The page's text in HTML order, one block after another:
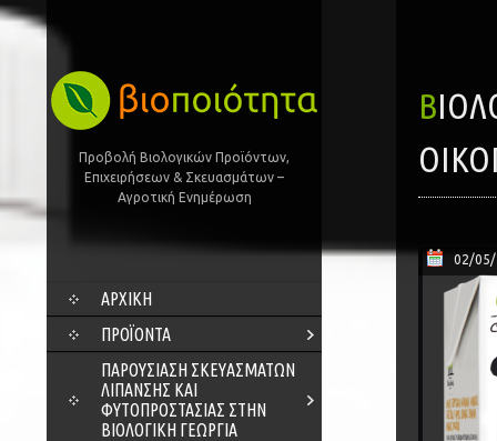
Προβολή Βιολογικών Προϊόντων,
Επιχειρήσεων & Σκευασμάτων –
Αγροτική Ενημέρωση
SKIP
CONTENT
ΑΡΧΙΚΗ
ΠΡΟΪΌΝΤΑ
ΠΑΡΟΥΣΊΑΣΗ ΣΚΕΥΑΣΜΆΤΩΝ
ΛΊΠΑΝΣΗΣ ΚΑΙ
ΦΥΤΟΠΡΟΣΤΑΣΊΑΣ ΣΤΗΝ
ΒΙΟΛΟΓΙΚΉ ΓΕΩΡΓΊΑ
ΒΙΟΛΟΓΙΚΌΣ ΧΥΜΌΣ ΠΟΡΤΟΚΆΛΙ, ΜΉΛΟ, ΜΠΑΝΆΝΑ, ΜΆΝΓΚΟ, ΠΆΣΣΙΟΝ –
02/05/